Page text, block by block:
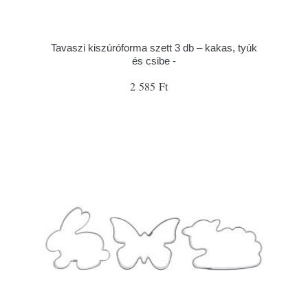
Tavaszi kiszúróforma szett 3 db – kakas, tyúk
és csibe -
2 585 Ft